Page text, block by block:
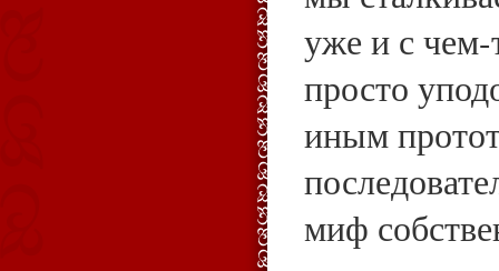
уже и с
просто
иным
миф